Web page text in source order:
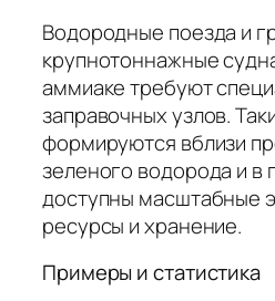
Водородные поезда и
крупнотоннажные
аммиаке требуют
заправочных узлов.
формируются вблизи
зеленого водорода и в
доступны масштабные
ресурсы и хранение.
Примеры и статистика